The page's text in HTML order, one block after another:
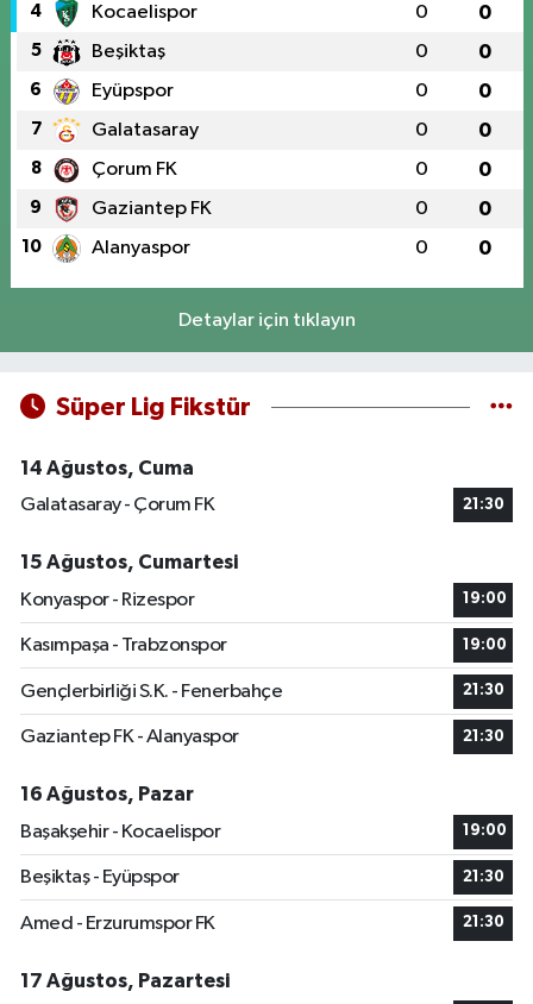
4 Kocaelispor 0 0
5 Beşiktaş 0 0
6 Eyüpspor 0 0
7 Galatasaray 0 0
8 Çorum FK 0 0
9 Gaziantep FK 0 0
10 Alanyaspor 0 0
Detaylar için tıklayın
Süper Lig Fikstür
14 Ağustos, Cuma
Galatasaray - Çorum FK
21:30
15 Ağustos, Cumartesi
Konyaspor - Rizespor
19:00
Kasımpaşa - Trabzonspor 19:00
Gençlerbirliği S.K. - Fenerbahçe 21:30
Gaziantep FK - Alanyaspor 21:30
16 Ağustos, Pazar
Başakşehir - Kocaelispor
19:00
Beşiktaş - Eyüpspor 21:30
Amed - Erzurumspor FK 21:30
17 Ağustos, Pazartesi